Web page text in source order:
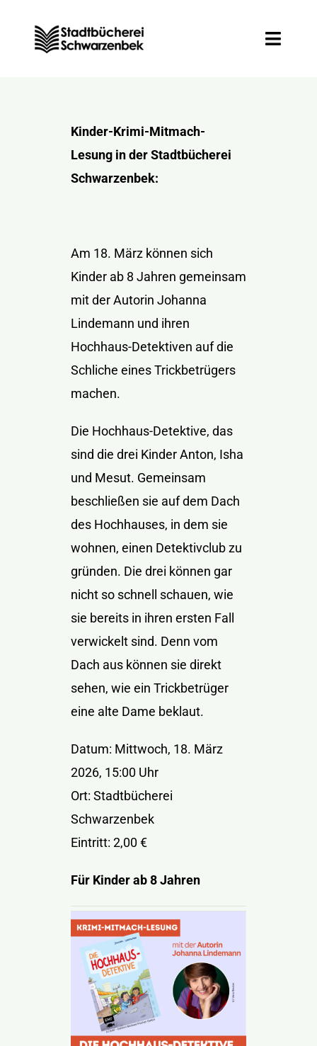
springen
Toggle
Informieren
Mitmachen
Kinder-Krimi-Mitmach-
Lesung in der Stadtbücherei
Schwarzenbek:
Am 18. März können sich
Kinder ab 8 Jahren gemeinsam
mit der Autorin Johanna
Lindemann und ihren
Hochhaus-Detektiven auf die
Schliche eines Trickbetrügers
machen.
Die Hochhaus-Detektive, das
sind die drei Kinder Anton, Isha
und Mesut. Gemeinsam
beschließen sie auf dem Dach
des Hochhauses, in dem sie
wohnen, einen Detektivclub zu
gründen. Die drei können gar
nicht so schnell schauen, wie
sie bereits in ihren ersten Fall
verwickelt sind. Denn vom
Dach aus können sie direkt
sehen, wie ein Trickbetrüger
eine alte Dame beklaut.
Datum: Mittwoch, 18. März
2026, 15:00 Uhr
Ort: Stadtbücherei
Schwarzenbek
Eintritt: 2,00 €
Für Kinder ab 8 Jahren